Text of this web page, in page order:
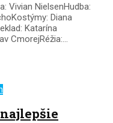
Vivian NielsenHudba:
Diana
Katarína
CmorejRéžia:...